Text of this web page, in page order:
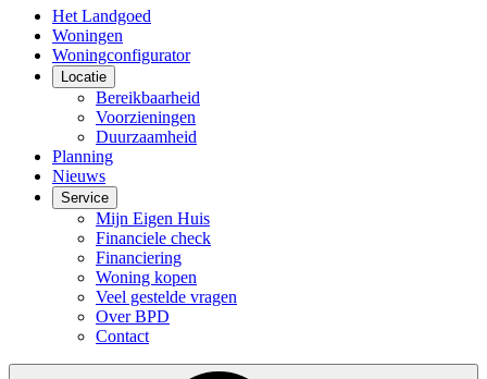
Het Landgoed
Woningen
Woningconfigurator
Locatie
Bereikbaarheid
Voorzieningen
Duurzaamheid
Planning
Nieuws
Service
Mijn Eigen Huis
Financiele check
Financiering
Woning kopen
Veel gestelde vragen
Over BPD
Contact